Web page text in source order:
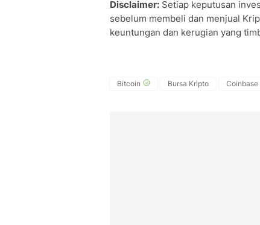
Disclaimer: Setiap keputusan
sebelum membeli dan menjual
keuntungan dan kerugian yang
Bitcoin Bursa Kripto Coinbase